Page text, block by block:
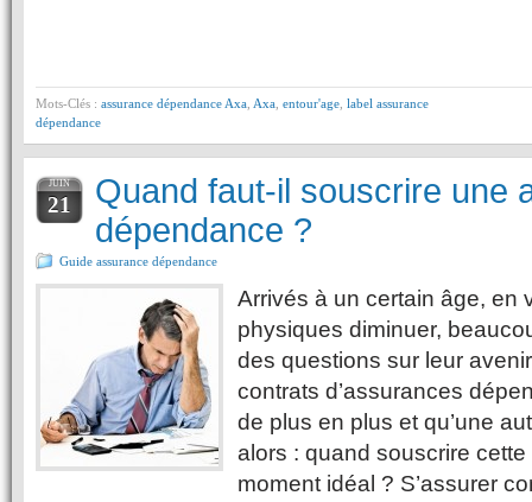
Mots-Clés : assurance dépendance Axa Axa entour'age label assurance
dépendance
JUIN
21
Quand faut-il souscrire une
dépendance ?
Guide assurance dépendance
Arrivés à un certain âge, en
physiques diminuer,
des questions sur leur
contrats d’assurances
de plus en plus et qu’une
alors : quand souscrire
moment idéal ? S’assurer